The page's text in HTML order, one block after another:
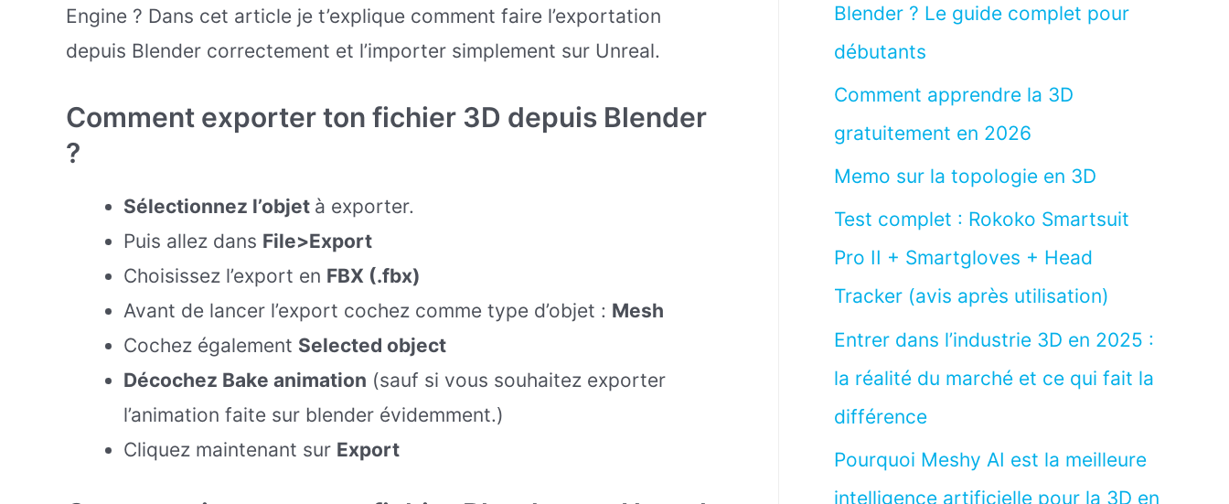
Engine ? Dans cet article je t’explique comment faire l’exportation
depuis Blender correctement et l’importer simplement sur Unreal.
Comment exporter ton fichier 3D depuis Blender
?
Sélectionnez l’objet à exporter.
Puis allez dans File>Export
Choisissez l’export en FBX (.fbx)
Avant de lancer l’export cochez comme type d’objet : Mesh
Cochez également Selected object
Décochez Bake animation (sauf si vous souhaitez exporter
l’animation faite sur blender évidemment.)
Cliquez maintenant sur Export
Blender ? Le guide complet pour
débutants
Comment apprendre la 3D
gratuitement en 2026
Memo sur la topologie en 3D
Test complet : Rokoko Smartsuit
Pro II + Smartgloves + Head
Tracker (avis après utilisation)
Entrer dans l’industrie 3D en 2025 :
la réalité du marché et ce qui fait la
différence
Pourquoi Meshy AI est la meilleure
intelligence artificielle pour la 3D en